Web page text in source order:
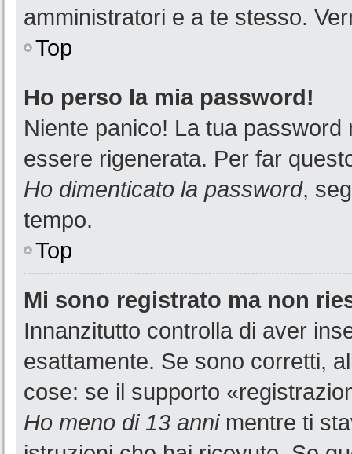
amministratori e a te stesso.
Top
Ho perso la mia password!
Niente panico! La tua
essere rigenerata. Per far
Ho dimenticato la password,
tempo.
Top
Mi sono registrato ma non
Innanzitutto controlla di aver
esattamente. Se sono corretti,
cose: se il supporto
Ho meno di 13 annimentre ti